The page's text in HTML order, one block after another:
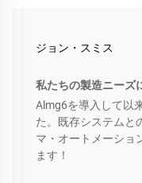
ジョン・スミス
私たちの製造ニーズ
Almg6を導入して以
た。既存システムと
マ・オートメーショ
ます！